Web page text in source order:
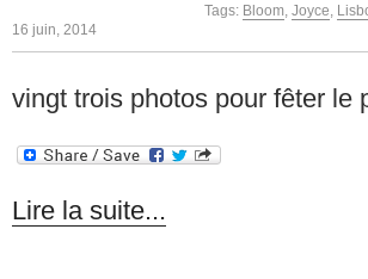
Tags: Bloom Joyce
16 juin, 2014
vingt trois photos pour fêter le
Lire la suite...